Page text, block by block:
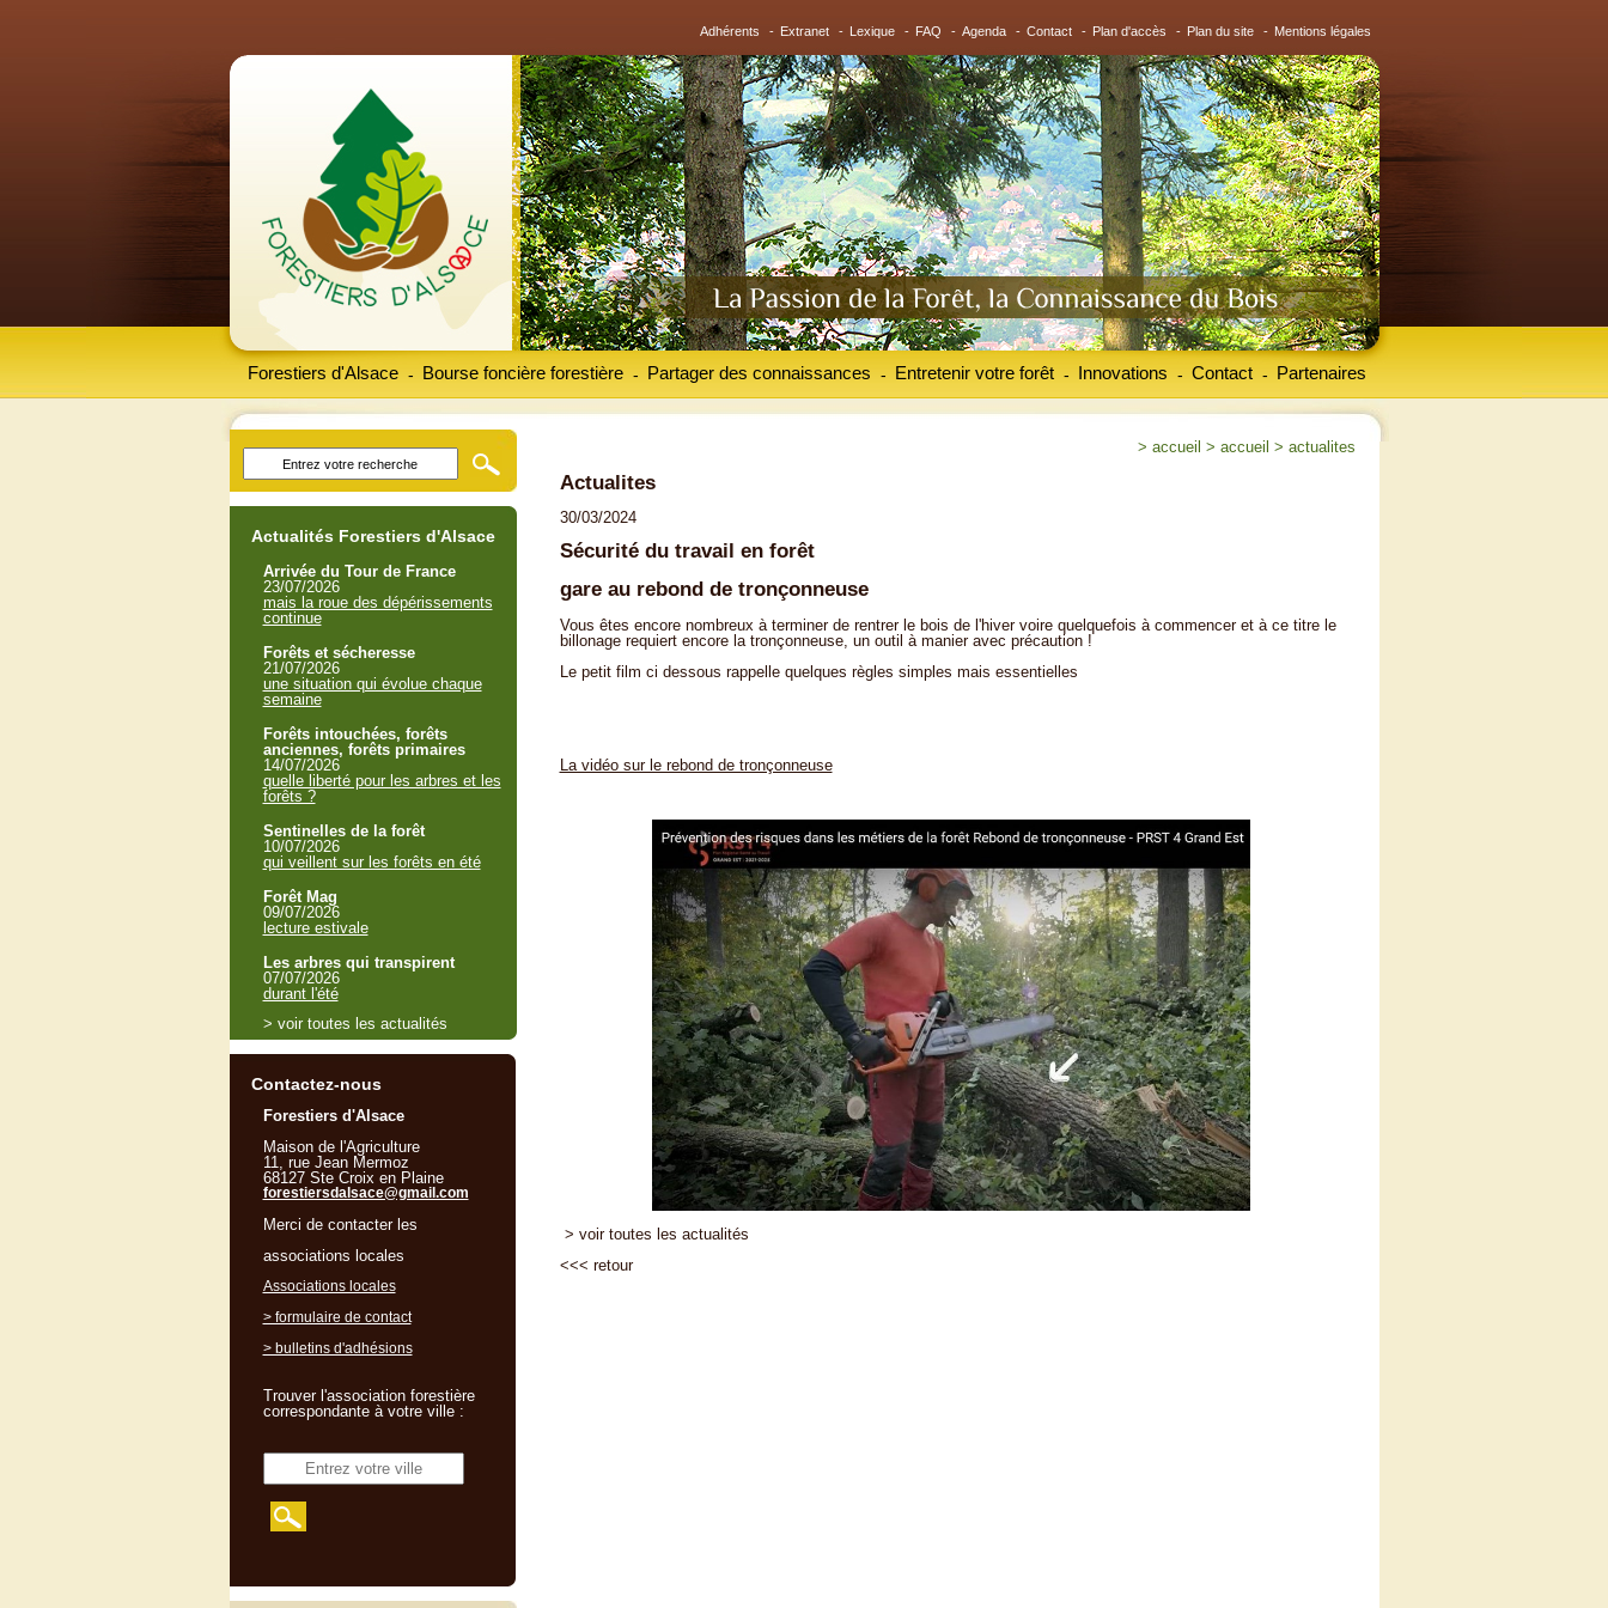
Adhérents - Extranet - Lexique - FAQ - Agenda - Contact - Plan d'accès - Plan du site - Mentions légales
Forestiers d'Alsace Bourse foncière forestière
- Partager des connaissances
- Entretenir votre forêt
- Innovations
- Contact
- Partenaires
-
> accueil > accueil > actualites
Actualites
30/03/2024
Sécurité du travail en forêt
gare au rebond de tronçonneuse
Vous êtes encore nombreux à terminer de rentrer le bois de l'hiver voire quelquefois à commencer et à ce titre le
billonage requiert encore la tronçonneuse, un outil à manier avec précaution !
Le petit film ci dessous rappelle quelques règles simples mais essentielles
La vidéo sur le rebond de tronçonneuse
> voir toutes les actualités
<<< retour
Actualités Forestiers d'Alsace
Arrivée du Tour de France
23/07/2026
mais la roue des dépérissements
continue
Forêts et sécheresse
21/07/2026
une situation qui évolue chaque
semaine
Forêts intouchées, forêts
anciennes, forêts primaires
14/07/2026
quelle liberté pour les arbres et les
forêts ?
Sentinelles de la forêt
10/07/2026
qui veillent sur les forêts en été
Forêt Mag
09/07/2026
lecture estivale
Les arbres qui transpirent
07/07/2026
durant l'été
> voir toutes les actualités
Contactez-nous
Forestiers d'Alsace
Maison de l'Agriculture
11, rue Jean Mermoz
68127 Ste Croix en Plaine
forestiersdalsace@gmail.com
Merci de contacter les
associations locales
Associations locales
> formulaire de contact
> bulletins d'adhésions
Trouver l'association forestière
correspondante à votre ville :